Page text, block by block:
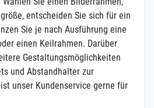
entscheiden Sie sich für ein
Sie je nach Ausführung eine
einen Keilrahmen. Darüber
Gestaltungsmöglichkeiten
und Abstandhalter zur
unser Kundenservice gerne für